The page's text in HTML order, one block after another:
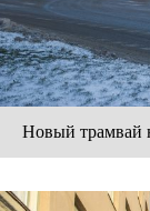
Новый трамвай